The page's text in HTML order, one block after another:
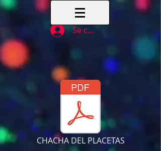
Se connecter
CHACHA DEL PLACETAS